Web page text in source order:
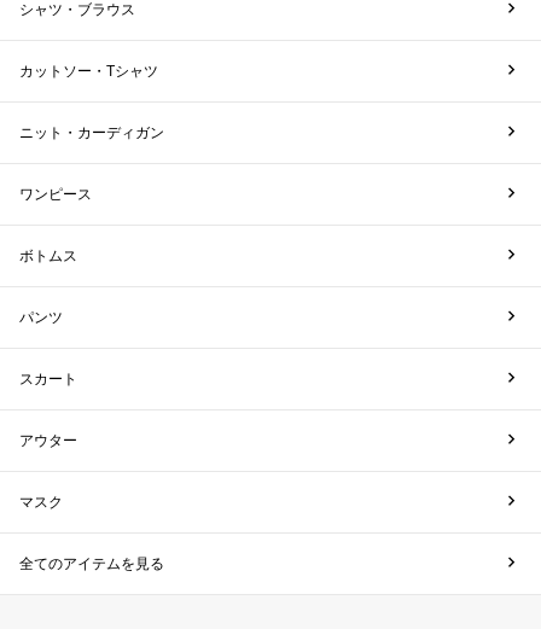
シャツ・ブラウス
カットソー・Tシャツ
ニット・カーディガン
ワンピース
ボトムス
パンツ
スカート
アウター
マスク
全てのアイテムを見る